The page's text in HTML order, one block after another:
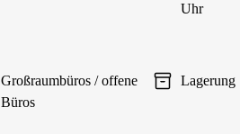
Uhr
Großraumbüros / offene
Büros
Lagerung